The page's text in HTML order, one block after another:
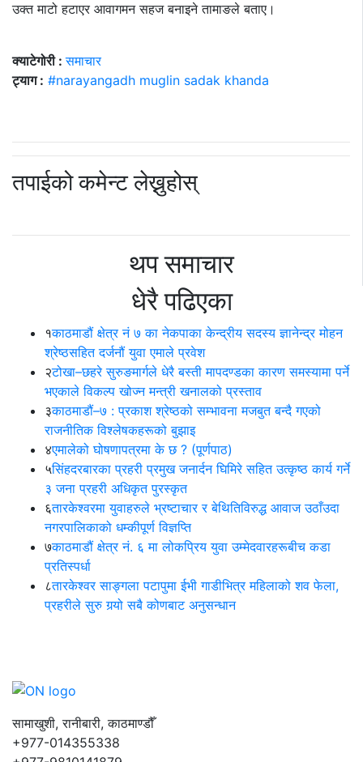
उक्त माटो हटाएर आवागमन सहज बनाइने तामाङले बताए।
क्याटेगोरी :समाचार
ट्याग : #narayangadh muglin sadak khanda
तपाईको कमेन्ट लेख्नुहोस्
थप समाचार
धेरै पढिएका
१काठमाडौं क्षेत्र नं ७ का नेकपाका केन्द्रीय सदस्य ज्ञानेन्द्र मोहन
श्रेष्ठसहित दर्जनौं युवा एमाले प्रवेश
२टोखा–छहरे सुरुङमार्गले धेरै बस्ती मापदण्डका कारण समस्यामा पर्ने
भएकाले विकल्प खोज्न मन्त्री खनालको प्रस्ताव
३काठमाडौं–७ : प्रकाश श्रेष्ठको सम्भावना मजबुत बन्दै गएको
राजनीतिक विश्लेषकहरूको बुझाइ
४एमालेको घोषणापत्रमा के छ ? (पूर्णपाठ)
५सिंहदरबारका प्रहरी प्रमुख जनार्दन घिमिरे सहित उत्कृष्ठ कार्य गर्ने
३ जना प्रहरी अधिकृत पुरस्कृत
६तारकेश्वरमा युवाहरुले भ्रष्टाचार र बेथितिविरुद्ध आवाज उठाँउदा
नगरपालिकाको धम्कीपूर्ण विज्ञप्ति
७काठमाडौं क्षेत्र नं. ६ मा लोकप्रिय युवा उम्मेदवारहरूबीच कडा
प्रतिस्पर्धा
८तारकेश्वर साङ्गला पटापुमा ईभी गाडीभित्र महिलाको शव फेला,
प्रहरीले सुरु गर्‍यो सबै कोणबाट अनुसन्धान
सामाखुशी, रानीबारी, काठमाण्डौँ
+977-014355338